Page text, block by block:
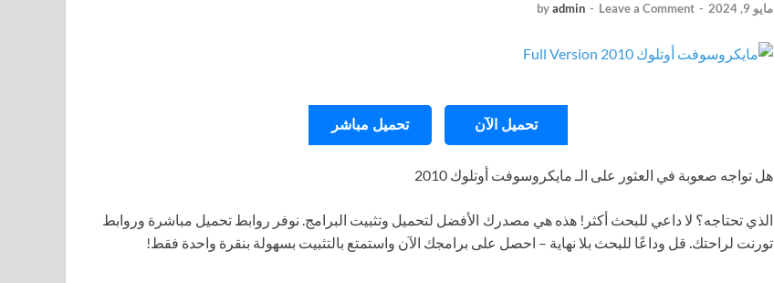
مايو 9, 2024 -
byadmin - Leave a Comment
تحميل الآن تحميل مباشر
هل تواجه صعوبة في العثور على الـ مايكروسوفت أوتلوك 2010
الذي تحتاجه؟ لا داعي للبحث أكثر! هذه هي مصدرك الأفضل لتحميل وتثبيت البرامج. نوفر روابط تحميل مباشرة وروابط
تورنت لراحتك. قل وداعًا للبحث بلا نهاية – احصل على برامجك الآن واستمتع بالتثبيت بسهولة بنقرة واحدة فقط!